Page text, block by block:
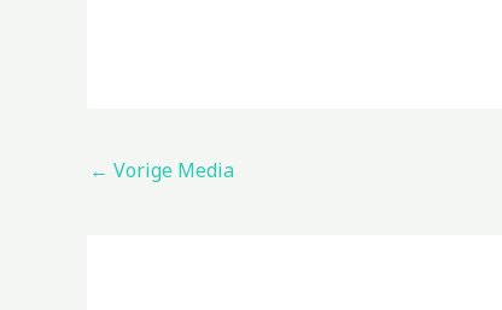
← Vorige Media